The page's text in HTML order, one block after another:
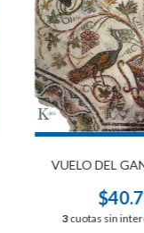
VUELO DEL
3cuotas sin